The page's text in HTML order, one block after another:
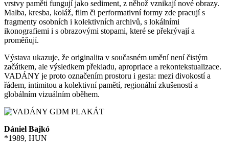
vrstvy paměti fungují jako sediment, z něhož vznikají nové obrazy.
Malba, kresba, koláž, film či performativní formy zde pracují s
fragmenty osobních i kolektivních archivů, s lokálními
ikonografiemi i s obrazovými stopami, které se překrývají a
proměňují.
Výstava ukazuje, že originalita v současném umění není čistým
začátkem, ale výsledkem překladu, apropriace a rekontekstualizace.
VADÁNY je proto označením prostoru i gesta: mezi divokostí a
řádem, intimitou a kolektivní pamětí, regionální zkušeností a
globálním vizuálním oběhem.
Dániel Bajkó
*1989, HUN